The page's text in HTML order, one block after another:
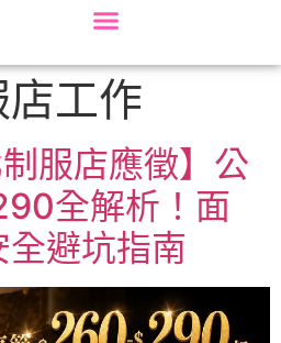
工作
服店應徵】公
全解析！面
避坑指南